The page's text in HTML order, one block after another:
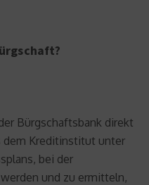
Bürgschaftsbank direkt
dem Kreditinstitut unter
bei der
und zu ermitteln,